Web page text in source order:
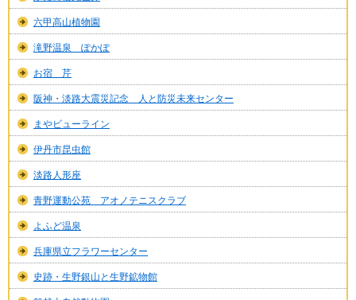
六甲高山植物園
滝野温泉 ぽかぽ
お宿 芹
阪神・淡路大震災記念 人と防災未来センター
まやビューライン
伊丹市昆虫館
淡路人形座
青野運動公苑 アオノテニスクラブ
よふど温泉
兵庫県立フラワーセンター
史跡・生野銀山と生野鉱物館